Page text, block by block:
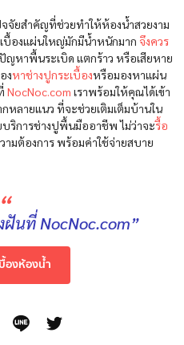
จัยสำคัญที่ช่วยทำให้ห้องน้ำสวยงาม
บื้องแผ่นใหญ่มักมีน้ำหนักมาก จึงควร
ญหาพื้นระเบิด แตกร้าว หรือเสียหาย
งหาช่างปูกระเบื้องหรือมองหาแผ่น
NocNoc.com เราพร้อมให้คุณได้เข้า
หลายแนว ที่จะช่วยเติมเต็มบ้านใน
การช่างปูพื้นมืออาชีพ ไม่ว่าจะรื้อ
ามต้องการ พร้อมค่าใช้จ่ายสบาย
“
ฝันที่ NocNoc.com”
องห้องน้ำ